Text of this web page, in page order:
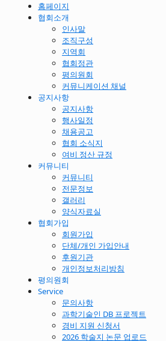
홈페이지
협회소개
인사말
조직구성
지역회
협회정관
평의원회
커뮤니케이션 채널
공지사항
공지사항
행사일정
채용공고
협회 소식지
여비 정산 규정
커뮤니티
커뮤니티
전문정보
갤러리
양식자료실
협회가입
회원가입
단체/개인 가입안내
후원기관
개인정보처리방침
평의원회
Service
문의사항
과학기술인 DB 프로젝트
경비 지원 신청서
2026 학술지 논문 업로드